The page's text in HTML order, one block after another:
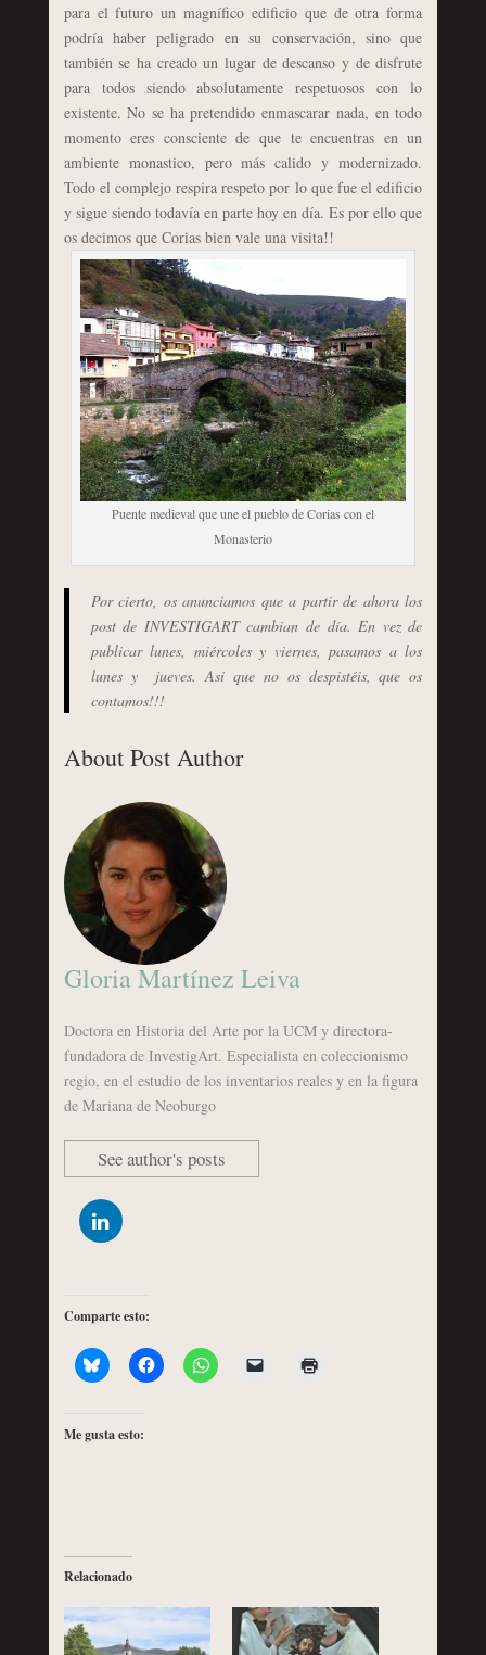
para el futuro un magnífico edificio que de otra forma
podría haber peligrado en su conservación, sino que
también se ha creado un lugar de descanso y de disfrute
para todos siendo absolutamente respetuosos con lo
existente. No se ha pretendido enmascarar nada, en todo
momento eres consciente de que te encuentras en un
ambiente monastico, pero más calido y modernizado.
Todo el complejo respira respeto por lo que fue el edificio
y sigue siendo todavía en parte hoy en día. Es por ello que
os decimos que Corias bien vale una visita!!
Puente medieval que une el pueblo de Corias con el
Monasterio
Por cierto, os anunciamos que a partir de ahora los
post de INVESTIGART cambian de día. En vez de
publicar lunes, miércoles y viernes, pasamos a los
lunes y jueves. Asi que no os despistéis, que os
contamos!!!
About Post Author
Gloria Martínez Leiva
Doctora en Historia del Arte por la UCM y directora-
fundadora de InvestigArt. Especialista en coleccionismo
regio, en el estudio de los inventarios reales y en la figura
de Mariana de Neoburgo
See author's posts
Comparte esto:
Me gusta esto:
Relacionado